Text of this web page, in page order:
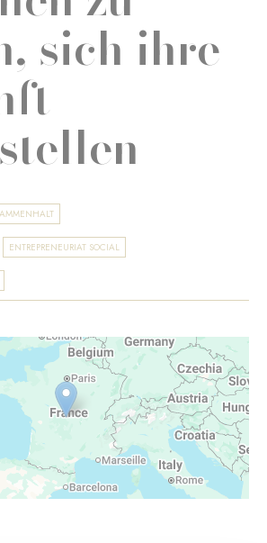
sich ihre
ENTREPRENEURIAT SOCIAL